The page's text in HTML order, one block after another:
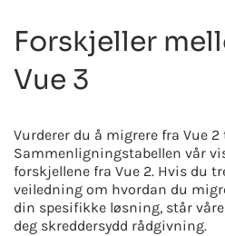
Forskjeller
Vue 3
Vurderer du å migrere fra Vue 2
Sammenligningstabellen vår
forskjellene fra Vue 2. Hvis du
veiledning om hvordan du
din spesifikke løsning, står
deg skreddersydd rådgivning.